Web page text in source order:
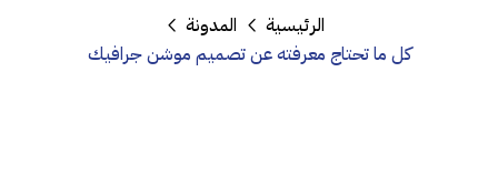
الرئيسية
المدونة
كل ما تحتاج معرفته عن تصميم موشن جرافيك